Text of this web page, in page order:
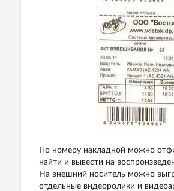
По номеру накладной можно
найти и вывести на
На внешний носитель можно
отдельные видеоролики и